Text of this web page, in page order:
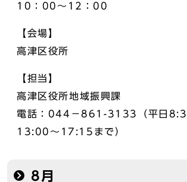
10：00～12：00
【会場】
高津区役所
【担当】
高津区役所地域振興課
電話：044－861-3133（平日
13:00～17:15まで）
8月